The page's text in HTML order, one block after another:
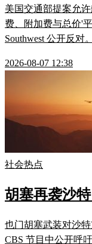
美国交通部提案允
费、附加费与总价'
Southwest 公开反对
2026-08-07 12:38
社会热点
胡塞再袭沙
也门胡塞武装对沙
CBS 节目中公开呼